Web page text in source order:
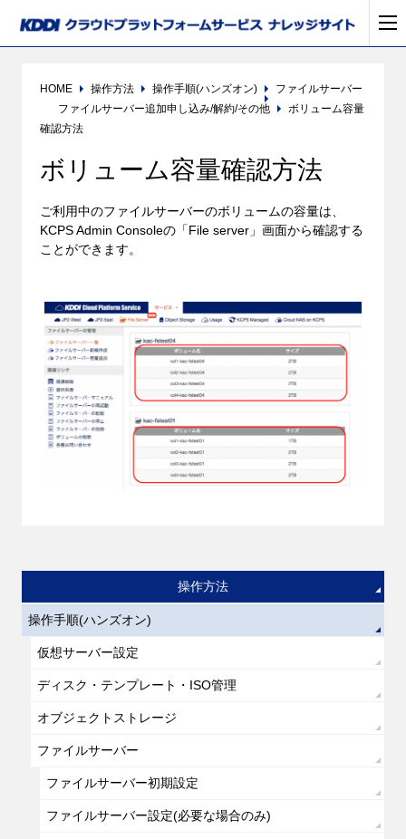
HOME 操作方法 操作手順(ハンズオン)
ファイルサーバー
ファイルサーバー追加申し込み/解約/その他
ボリューム容量
確認方法
ボリューム容量確認方法
ご利用中のファイルサーバーのボリュームの容量は、
KCPS Admin Consoleの「File server」画面から確認する
ことができます。
操作方法
操作手順(ハンズオン)
仮想サーバー設定
ディスク・テンプレート・ISO管理
オブジェクトストレージ
ファイルサーバー
ファイルサーバー初期設定
ファイルサーバー設定(必要な場合のみ)